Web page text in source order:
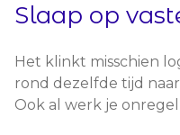
Slaap op
Het klinkt misschien
rond dezelfde tijd
Ook al werk je